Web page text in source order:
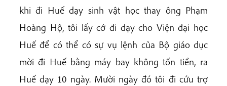
khi đi Huế dạy sinh vật học thay ông Phạm
Hoàng Hộ, tôi lấy cớ đi dạy cho Viện đại học
Huế để có thể có sự vụ lệnh của Bộ giáo dục
mời đi Huế bằng máy bay không tốn tiền, ra
Huế dạy 10 ngày. Mười ngày đó tôi đi cứu trợ